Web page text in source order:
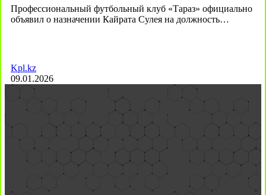
Профессиональный футбольный клуб «Тараз» официально
объявил о назначении Кайрата Сулея на должность…
Kpl.kz
09.01.2026